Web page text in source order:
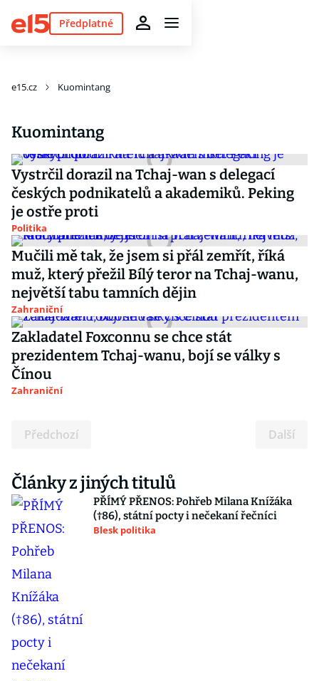
Předplatné
e15.cz Kuomintang
Kuomintang
Vystrčil dorazil na Tchaj-wan s delegací
českých podnikatelů a akademiků. Peking
je ostře proti
Politika
Mučili mě tak, že jsem si přál zemřít, říká
muž, který přežil Bílý teror na Tchaj-wanu,
největší tabu tamních dějin
Zahraniční
Zakladatel Foxconnu se chce stát
prezidentem Tchaj-wanu, bojí se války s
Čínou
Zahraniční
Předchozí Další
Články z jiných titulů
PŘÍMÝ PŘENOS: Pohřeb Milana Knížáka
(†86), státní pocty i nečekaní řečníci
Blesk politika